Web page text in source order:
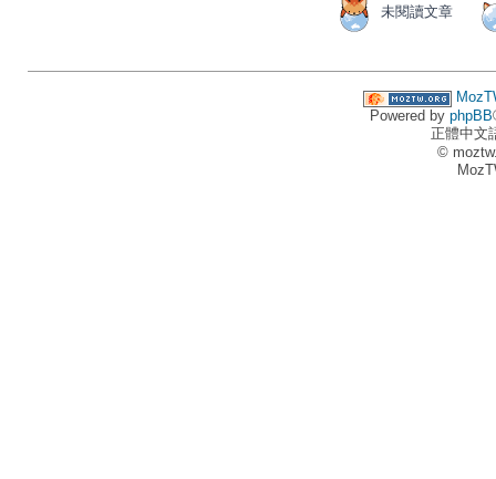
未閱讀文章
Powered by phpBB
正體中文
©